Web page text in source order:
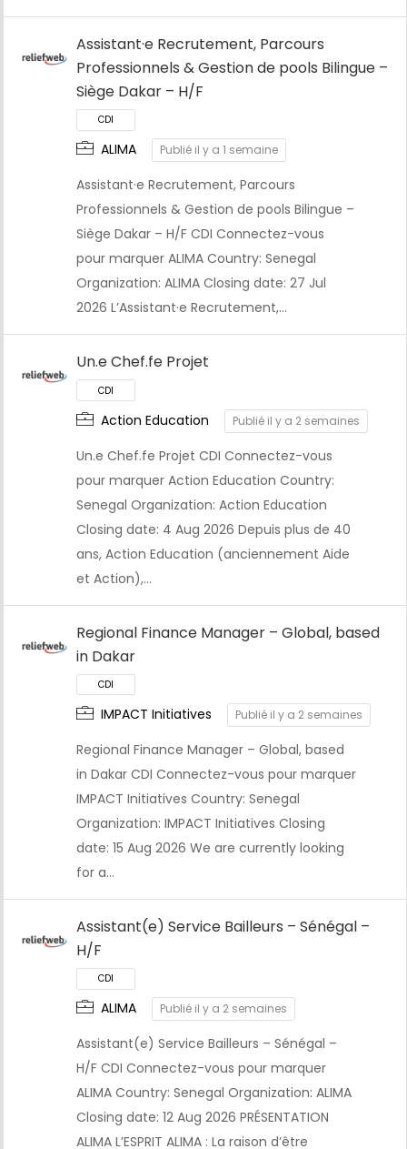
Assistant·e Recrutement, Parcours
Professionnels & Gestion de pools Bilingue –
Siège Dakar – H/F
ALIMA Publié il y a 1 semaine
Assistant·e Recrutement, Parcours
Professionnels & Gestion de pools Bilingue –
Siège Dakar – H/F CDI Connectez-vous
pour marquer ALIMA Country: Senegal
Organization: ALIMA Closing date: 27 Jul
2026 L’Assistant·e Recrutement,…
Un.e Chef.fe Projet
Action Education Publié il y a 2 semaines
Un.e Chef.fe Projet CDI Connectez-vous
pour marquer Action Education Country:
Senegal Organization: Action Education
Closing date: 4 Aug 2026 Depuis plus de 40
ans, Action Education (anciennement Aide
et Action),…
Regional Finance Manager – Global, based
in Dakar
IMPACT Initiatives Publié il y a 2 semaines
Regional Finance Manager – Global, based
in Dakar CDI Connectez-vous pour marquer
IMPACT Initiatives Country: Senegal
Organization: IMPACT Initiatives Closing
date: 15 Aug 2026 We are currently looking
for a…
Assistant(e) Service Bailleurs – Sénégal –
H/F
ALIMA Publié il y a 2 semaines
Assistant(e) Service Bailleurs – Sénégal –
H/F CDI Connectez-vous pour marquer
ALIMA Country: Senegal Organization: ALIMA
Closing date: 12 Aug 2026 PRÉSENTATION
ALIMA L’ESPRIT ALIMA : La raison d’être